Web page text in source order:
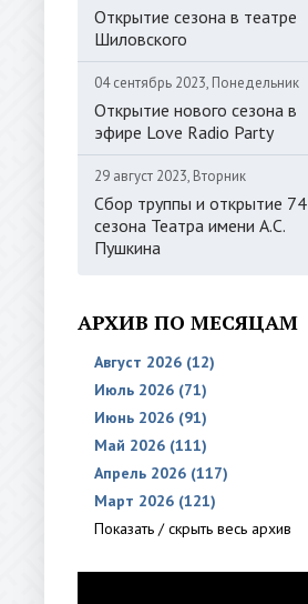
Открытие сезона в театре
Шиловского
04 сентябрь 2023, Понедельник
Открытие нового сезона в
эфире Love Radio Party
29 август 2023, Вторник
Сбор труппы и открытие 74
сезона Театра имени А.С.
Пушкина
АРХИВ ПО МЕСЯЦАМ
Август 2026 (12)
Июль 2026 (71)
Июнь 2026 (91)
Май 2026 (111)
Апрель 2026 (117)
Март 2026 (121)
Показать / скрыть весь архив